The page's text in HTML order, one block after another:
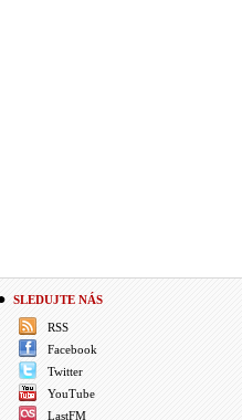
SLEDUJTE NÁS
RSS
Facebook
Twitter
YouTube
LastFM